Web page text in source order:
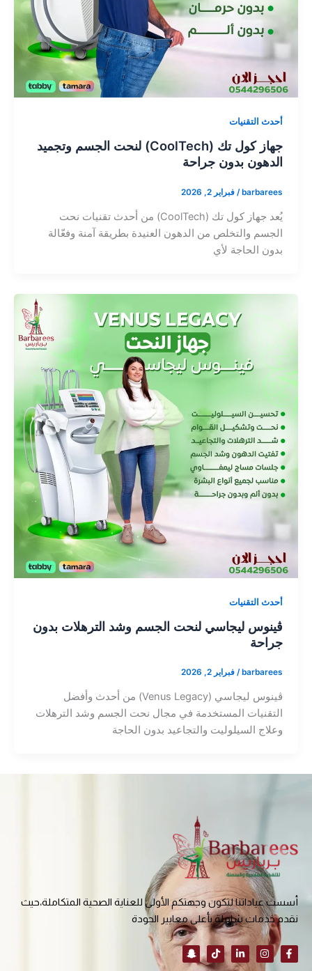
أحدث التقنيات
جهاز كول تك (CoolTech) لنحت الجسم وتجميد
الدهون بدون جراحة
barbarees
/ فبراير 2, 2026
يُعد جهاز كول تك (CoolTech) من أحدث تقنيات نحت
الجسم والتخلص من الدهون العنيدة بطريقة آمنة وفعّالة
بدون الحاجة لأي
أحدث التقنيات
ڤينوس ليجاسي لنحت الجسم وشد الترهلات بدون
جراحة
barbarees
/ فبراير 2, 2026
ڤينوس ليجاسي (Venus Legacy) من أحدث وأفضل
التقنيات المستخدمة في مجال نحت الجسم وشد الترهلات
وعلاج السيلوليت والتجاعيد بدون الحاجة
أسست عياداتنا لتكون وجهتكم الأولى للعناية الصحية المتكاملة،حيث
نقدم خدمات شاملة بأعلى معايير الجودة
F
a
I
n
s
L
i
n
T
i
k
S
n
a